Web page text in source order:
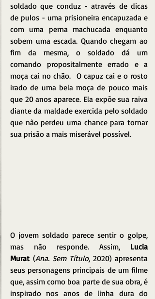
soldado que conduz - através de dicas
de pulos - uma prisioneira encapuzada e
com uma perna machucada enquanto
sobem uma escada. Quando chegam ao
fim da mesma, o soldado dá um
comando propositalmente errado e a
moça cai no chão.  O capuz cai e o rosto
irado de uma bela moça de pouco mais
que 20 anos aparece. Ela expõe sua raiva
diante da maldade exercida pelo soldado
que não perdeu uma chance para tornar
sua prisão a mais miserável possível.
O jovem soldado parece sentir o golpe,
mas não responde. Assim, Lucia
Murat (Ana. Sem Título, 2020) apresenta
seus personagens principais de um filme
que, assim como boa parte de sua obra, é
inspirado nos anos de linha dura do